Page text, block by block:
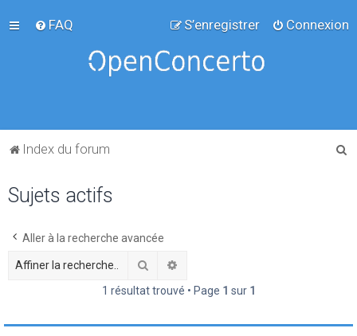
FAQ Connexion
S’enregistrer
Index du forum
e
Sujets actifs
Aller à la recherche avancée
Rechercher
1 résultat trouvé • Page 1 sur 1